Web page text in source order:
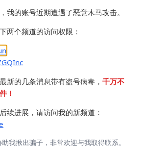
reserved.
我的账号近期遭遇了恶意木马攻击。
两个频道的访问权限：
新的几条消息带有盗号病毒， 千万不
！
续进展，请访问我的新频道：
我揪出骗子，非常欢迎与我取得联系。